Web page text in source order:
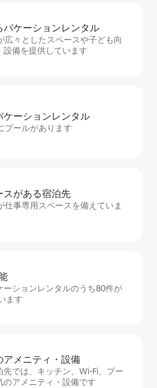
バ⁠ケ⁠ー⁠シ⁠ョ⁠ンレ⁠ン⁠タ⁠ル
広々としたスペースや子ども向
設備を提供しています
ケ⁠ー⁠シ⁠ョ⁠ンレ⁠ン⁠タ⁠ル
プールがあります
スがあ⁠る宿⁠泊⁠先
仕事専用スペースを備えていま
ーションレンタルのうち80件が
ます
ア⁠メ⁠ニ⁠テ⁠ィ・設⁠備
先では、キッチン、Wi-Fi、プー
のアメニティ・設備です